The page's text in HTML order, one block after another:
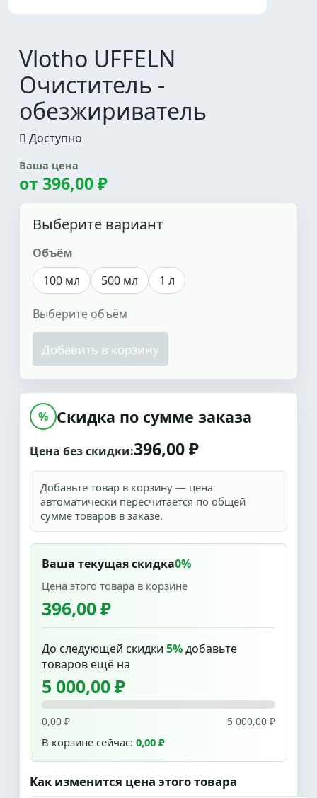
Vlotho UFFELN
Очиститель -
обезжириватель
Доступно
Ваша цена
от396,00 ₽
Выберите вариант
Объём
100 мл
500 мл 1 л
Выберите объём
Добавить в корзину
% Скидка по сумме заказа
Цена без скидки:396,00 ₽
Добавьте товар в корзину — цена
автоматически пересчитается по общей
сумме товаров в заказе.
Ваша текущая скидка0%
Цена этого товара в корзине
396,00 ₽
До следующей скидки 5%добавьте
товаров ещё на
5 000,00 ₽
0,00 ₽ 5 000,00 ₽
В корзине сейчас: 0,00 ₽
Как изменится цена этого товара